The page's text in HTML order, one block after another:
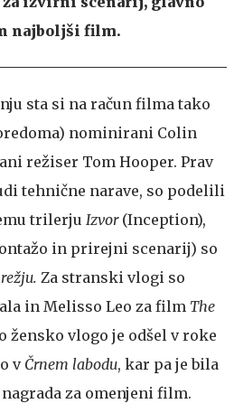
najboljši film.
sta si na račun filma tako
nominirani Colin
režiser Tom Hooper. Prav
tehnične narave, so podelili
trilerju Izvor (Inception),
in prirejni scenarij) so
Za stranski vlogi so
in Melisso Leo za film The
žensko vlogo je odšel v roke
v Črnem labodu, kar pa je bila
za omenjeni film.